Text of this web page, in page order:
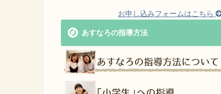
お申し込みフォームはこちら
あすなろの指導方法